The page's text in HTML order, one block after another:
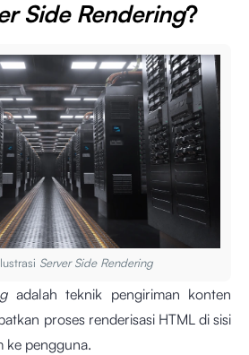
Side Rendering?
Server Side Rendering
adalah teknik pengiriman konten
proses renderisasi HTML di sisi
ke pengguna.